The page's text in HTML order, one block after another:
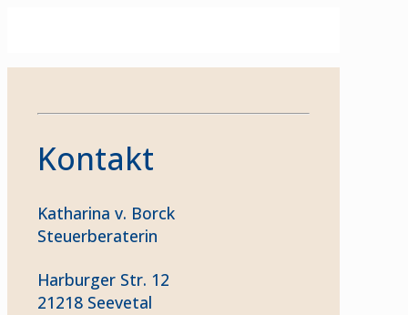
Kontakt
Katharina v. Borck
Steuerberaterin
Harburger Str. 12
21218 Seevetal